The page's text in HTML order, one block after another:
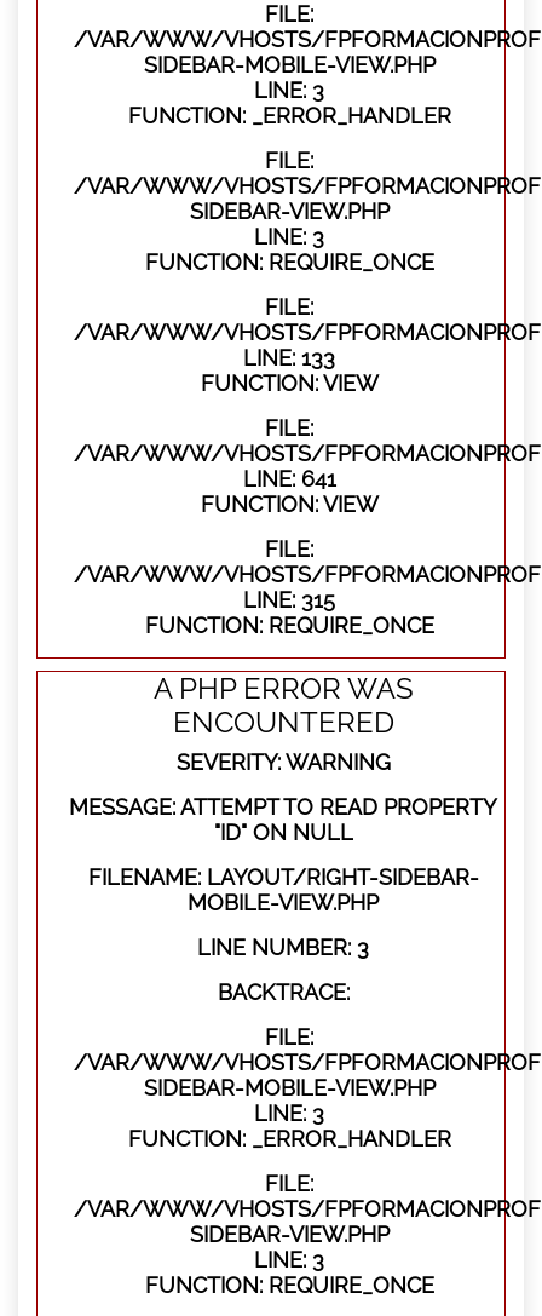
FILE:
/VAR/WWW/VHOSTS/
SIDEBAR-MOBILE-VIEW.PHP
LINE: 3
FUNCTION: _ERROR_HANDLER
FILE:
/VAR/WWW/VHOSTS/
SIDEBAR-VIEW.PHP
LINE: 3
FUNCTION: REQUIRE_ONCE
FILE:
/VAR/WWW/VHOSTS/
LINE: 133
FUNCTION: VIEW
FILE:
/VAR/WWW/VHOSTS/
LINE: 641
FUNCTION: VIEW
FILE:
/VAR/WWW/VHOSTS/
LINE: 315
FUNCTION: REQUIRE_ONCE
A PHP ERROR WAS
ENCOUNTERED
SEVERITY: WARNING
MESSAGE: ATTEMPT TO READ PROPERTY
"ID" ON NULL
FILENAME: LAYOUT/RIGHT-SIDEBAR-
MOBILE-VIEW.PHP
LINE NUMBER: 3
BACKTRACE:
FILE:
/VAR/WWW/VHOSTS/
SIDEBAR-MOBILE-VIEW.PHP
LINE: 3
FUNCTION: _ERROR_HANDLER
FILE:
/VAR/WWW/VHOSTS/
SIDEBAR-VIEW.PHP
LINE: 3
FUNCTION: REQUIRE_ONCE